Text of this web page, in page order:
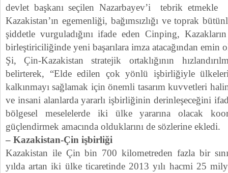
devlet başkanı seçilen Nazarbayev’i tebrik etmekle
Kazakistan’ın egemenliği, bağımsızlığı ve toprak
şiddetle vurguladığını ifade eden Cinping,
birleştiriciliğinde yeni başarılara imza atacağından
Şi, Çin-Kazakistan stratejik ortaklığının
belirterek, “Elde edilen çok yönlü işbirliğiyle
kalkınmayı sağlamak için önemli tasarım kuvvetleri
ve insani alanlarda yararlı işbirliğinin derinleşeceğini
bölgesel meselelerde iki ülke yararına olacak
güçlendirmek amacında olduklarını de sözlerine ekledi.
– Kazakistan-Çin işbirliği
Kazakistan ile Çin bin 700 kilometreden fazla bir
yılda artan iki ülke ticaretinde 2013 yılı hacmi 25